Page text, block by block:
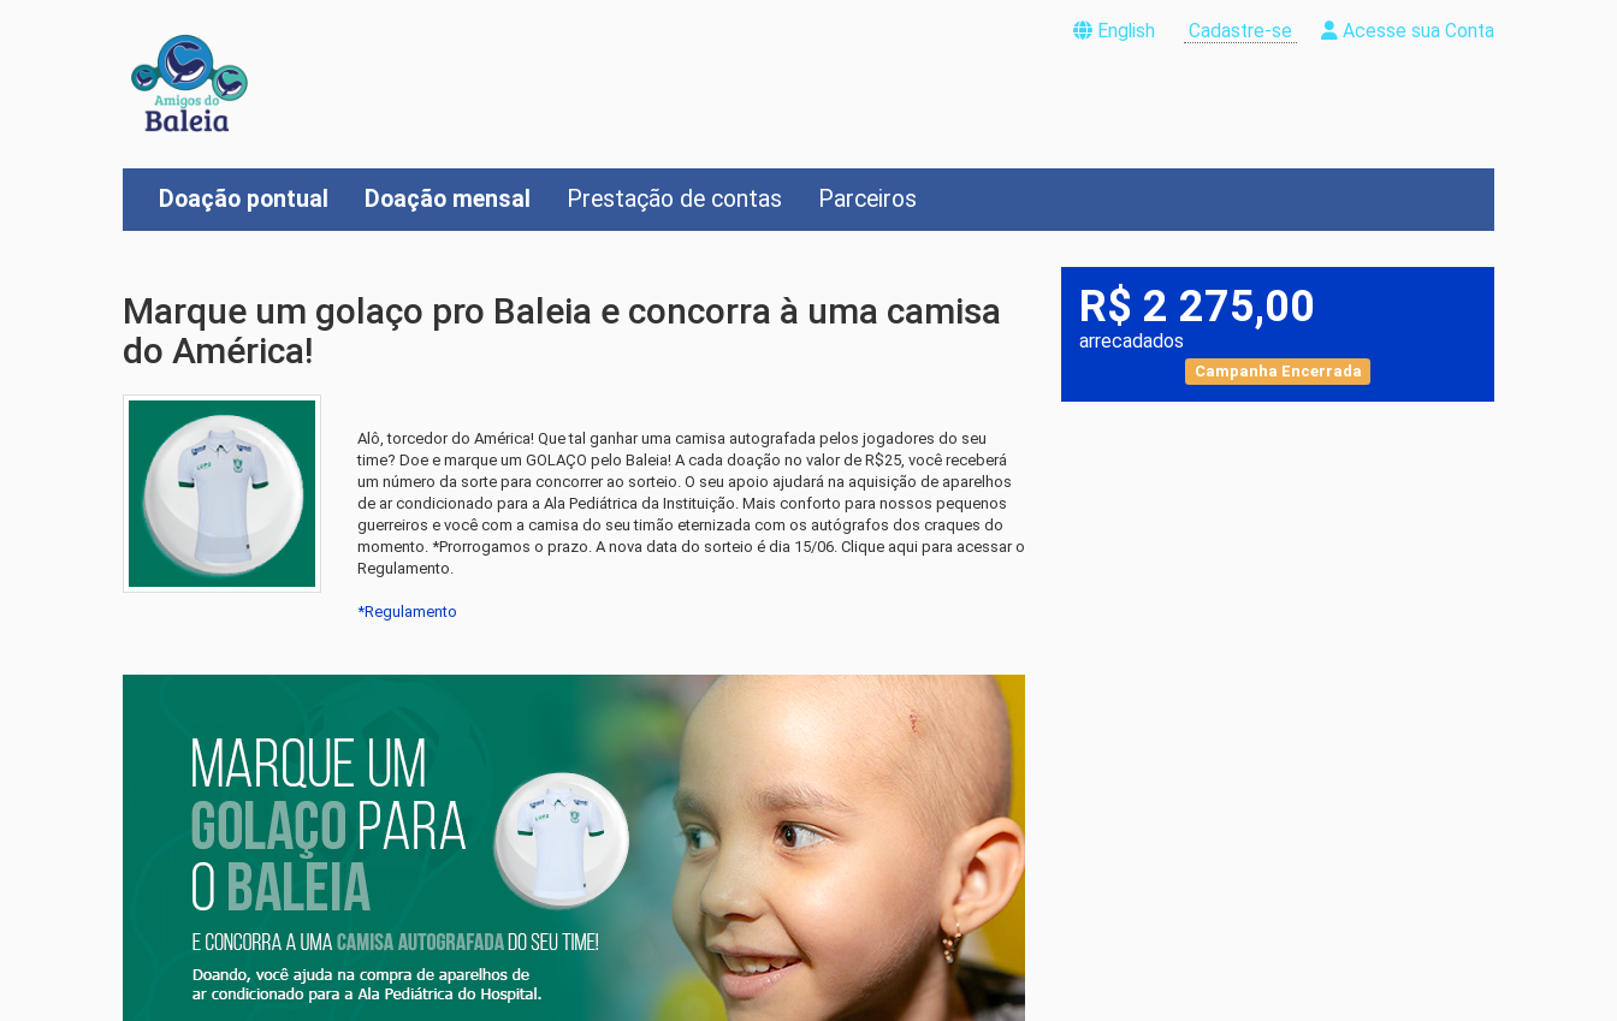
English Cadastre-se Acesse sua Conta
Doação pontual Doação mensal Prestação de contas Parceiros
Marque um golaço pro Baleia e concorra à uma camisa
do América!
Alô, torcedor do América! Que tal ganhar uma camisa autografada pelos jogadores do seu
time? Doe e marque um GOLAÇO pelo Baleia! A cada doação no valor de R$25, você receberá
um número da sorte para concorrer ao sorteio. O seu apoio ajudará na aquisição de aparelhos
de ar condicionado para a Ala Pediátrica da Instituição. Mais conforto para nossos pequenos
guerreiros e você com a camisa do seu timão eternizada com os autógrafos dos craques do
momento. *Prorrogamos o prazo. A nova data do sorteio é dia 15/06. Clique aqui para acessar o
Regulamento.
*Regulamento
R$ 2 275,00
arrecadados
Campanha Encerrada